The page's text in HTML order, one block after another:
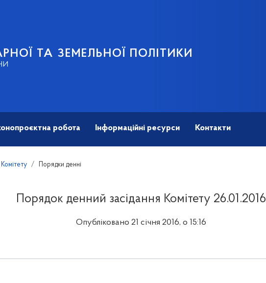
ТА ЗЕМЕЛЬНОЇ ПОЛІТИКИ
робота Інформаційні ресурси Контакти
Порядки денні
Порядок денний засідання Комітету 26.01.2016
Опубліковано 21 січня 2016, о 15:16